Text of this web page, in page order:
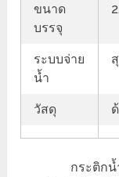
ขนาด
บรรจุ
ระบบจ่าย
น้ำ
วัสดุ
กระติก